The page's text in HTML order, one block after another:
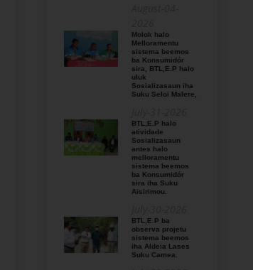
Molok halo
Melloramentu
sistema beemos
ba Konsumidór
sira, BTL,E.P halo
uluk
Sosializasaun iha
Suku Seloi Malere,
BTL,E.P halo
atividade
Sosializasaun
antes halo
melloramentu
sistema beemos
ba Konsumidór
sira iha Suku
Aisirimou.
BTL,E.P ba
observa projetu
sistema beemos
iha Aldeia Lases
Suku Camea.